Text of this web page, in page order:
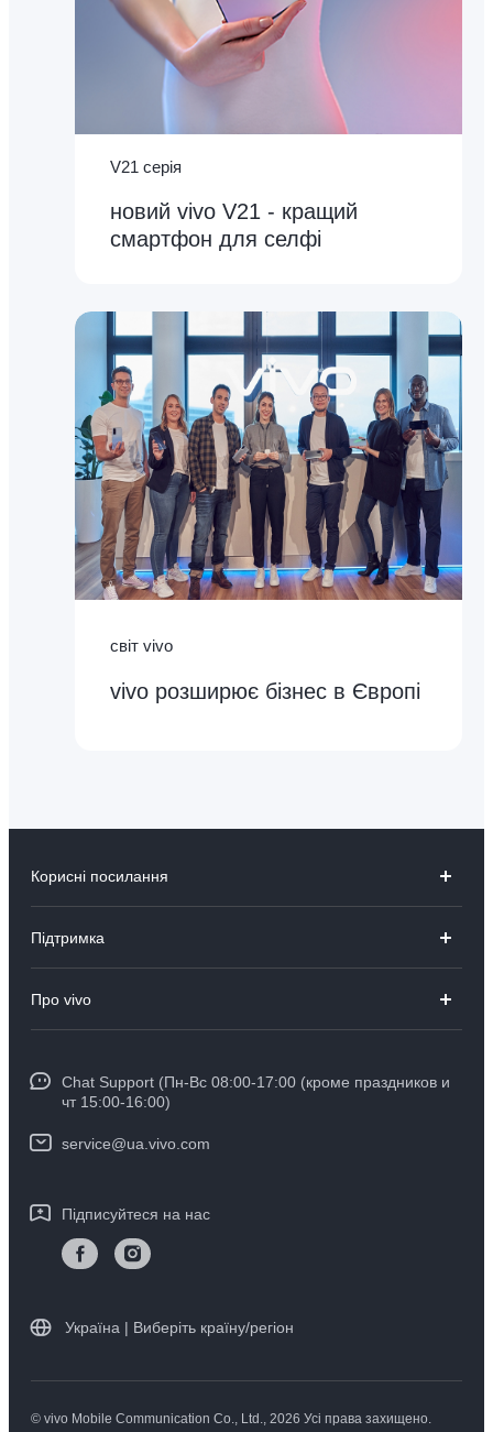
V21 серія
новий vivo V21 - кращий
смартфон для селфі
світ vivo
vivo розширює бізнес в Європі
Корисні посилання
Y36
TWS2 ANC
TWS2e
Підтримка
IMEI автентифікація
Оновлення системи
Гарантійні інструкції vivo
Про vivo
Інформаційний центр
Юридична інформація
Центр конфіденційності компанії vivo
Стабільність
Chat Support (Пн-Вс 08:00-17:00 (кроме праздников и
чт 15:00-16:00)
service@ua.vivo.com
Підписуйтеся на нас
Україна | Виберіть країну/регіон
© vivo Mobile Communication Co., Ltd., 2026 Усі права захищено.